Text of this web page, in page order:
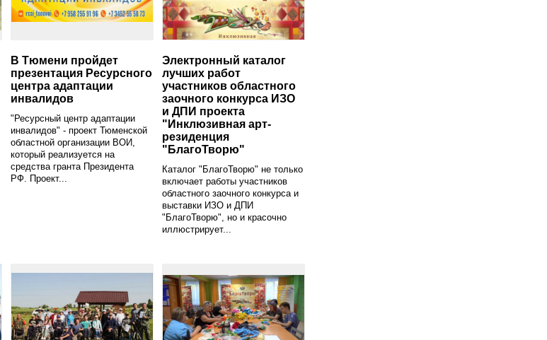
В Тюмени пройдет
презентация Ресурсного
центра адаптации
инвалидов
"Ресурсный центр адаптации
инвалидов" - проект Тюменской
областной организации ВОИ,
который реализуется на
средства гранта Президента
РФ. Проект...
Электронный каталог
лучших работ
участников областного
заочного конкурса ИЗО
и ДПИ проекта
"Инклюзивная арт-
резиденция
"БлагоТворю"
Каталог "БлагоТворю" не только
включает работы участников
областного заочного конкурса и
выставки ИЗО и ДПИ
"БлагоТворю", но и красочно
иллюстрирует...